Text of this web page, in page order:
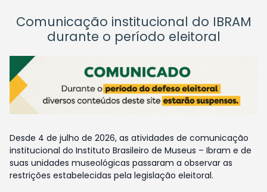
Comunicação institucional do IBRAM
durante o período eleitoral
Desde 4 de julho de 2026, as atividades de comunicação
institucional do Instituto Brasileiro de Museus – Ibram e de
suas unidades museológicas passaram a observar as
restrições estabelecidas pela legislação eleitoral.